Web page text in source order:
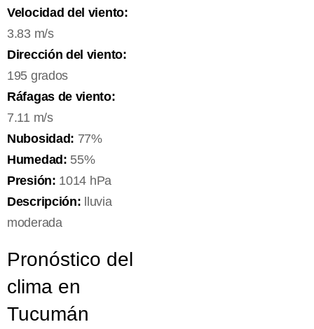
Velocidad del viento:
3.83 m/s
Dirección del viento:
195 grados
Ráfagas de viento:
7.11 m/s
Nubosidad: 77%
Humedad: 55%
Presión: 1014 hPa
Descripción: lluvia
moderada
Pronóstico del
clima en
Tucumán